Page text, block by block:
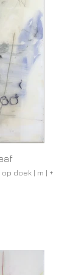
doek | m | +